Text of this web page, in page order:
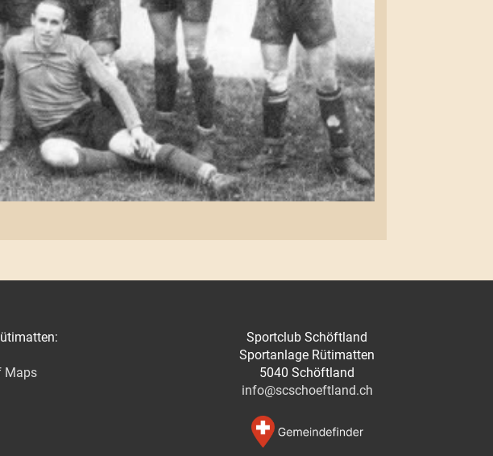
Maps
Sportclub Schöftland
Sportanlage Rütimatten
5040 Schöftland
info@scschoeftland.ch